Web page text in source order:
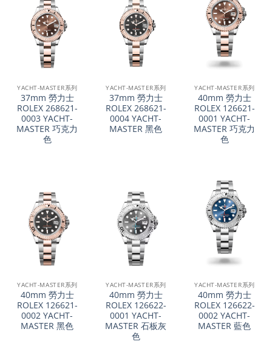
YACHT-MASTER系列
37mm 勞力士
ROLEX 268621-
0003 YACHT-
MASTER 巧克力
色
YACHT-MASTER系列
37mm 勞力士
ROLEX 268621-
0004 YACHT-
MASTER 黑色
YACHT-MASTER系列
40mm 勞力士
ROLEX 126621-
0001 YACHT-
MASTER 巧克力
色
YACHT-MASTER系列
40mm 勞力士
ROLEX 126621-
0002 YACHT-
MASTER 黑色
YACHT-MASTER系列
40mm 勞力士
ROLEX 126622-
0001 YACHT-
MASTER 石板灰
色
YACHT-MASTER系列
40mm 勞力士
ROLEX 126622-
0002 YACHT-
MASTER 藍色